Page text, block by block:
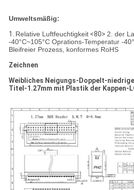
Umweltsmäßig:
1. Relative Luftfeuchtigkeit<80> 2. der
-40°C~105°C Oprations-Temperatur -
Bleifreier Prozess, konformes RoHS
Zeichnen
Weibliches Neigungs-Doppelt-
Titel-1.27mm mit Plastik der Kappen-